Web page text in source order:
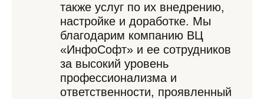
также услуг по их внедрению,
настройке и доработке. Мы
благодарим компанию ВЦ
«ИнфоСофт» и ее сотрудников
за высокий уровень
профессионализма и
ответственности, проявленный